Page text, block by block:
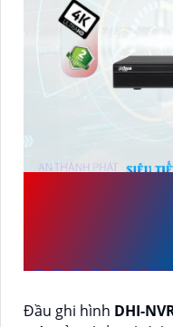
Đầu ghi hình DHI-